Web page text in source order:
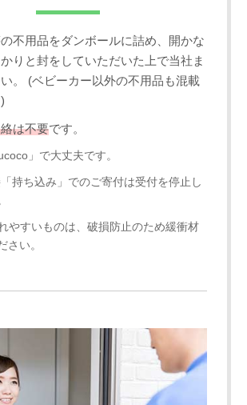
不用品をダンボールに詰め、開かな
りと封をしていただいた上で当社ま
。 (ベビーカー以外の不用品も混載
は不要です。
」で大丈夫です。
持ち込み」でのご寄付は受付を停止し
やすいものは、破損防止のため緩衝材
さい。